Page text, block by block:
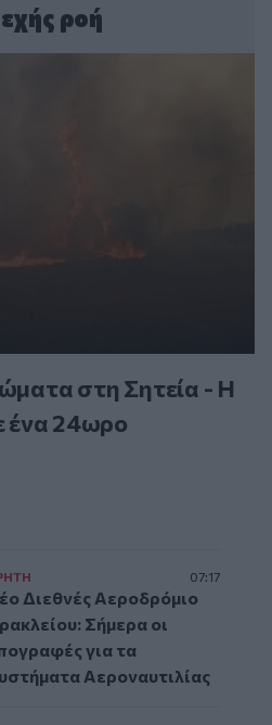
ροή
στη Σητεία - Η
ένα 24ωρο
07:17
Διεθνές Αεροδρόμιο
Σήμερα οι
για τα
Αεροναυτιλίας